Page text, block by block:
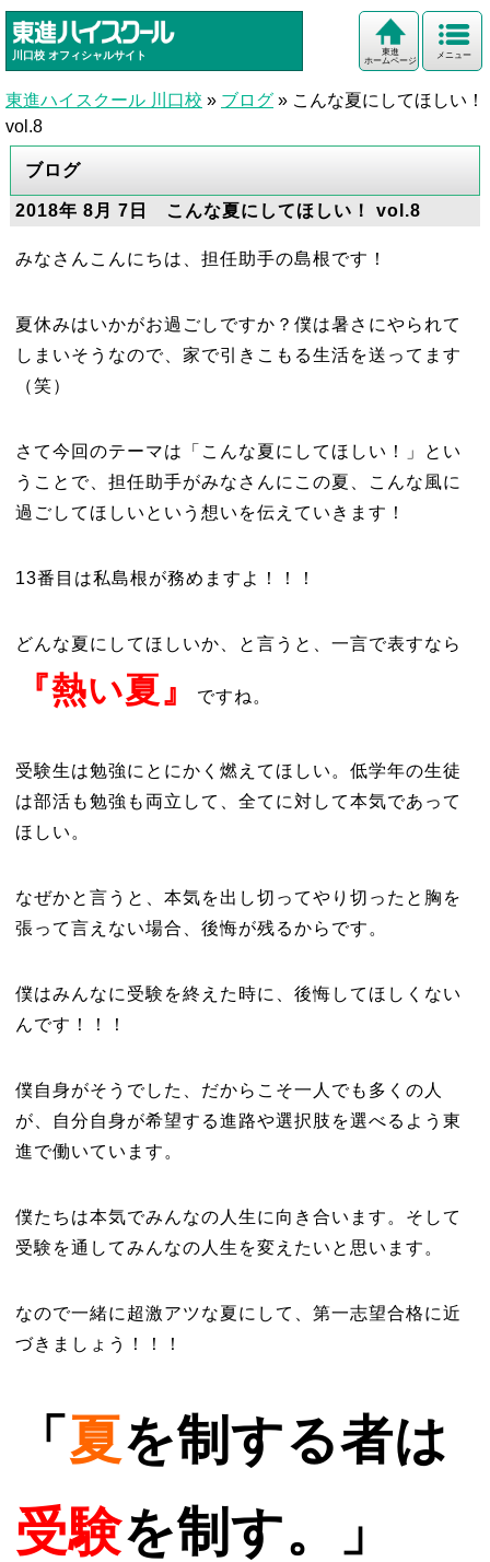
川口校 オフィシャルサイト メニュー
東進
ホームページ
東進ハイスクール 川口校 » ブログ » こんな夏にしてほしい！
vol.8
ブログ
2018年 8月 7日 こんな夏にしてほしい！ vol.8
みなさんこんにちは、担任助手の島根です！
夏休みはいかがお過ごしですか？僕は暑さにやられて
しまいそうなので、家で引きこもる生活を送ってます
（笑）
さて今回のテーマは「こんな夏にしてほしい！」とい
うことで、担任助手がみなさんにこの夏、こんな風に
過ごしてほしいという想いを伝えていきます！
13番目は私島根が務めますよ！！！
どんな夏にしてほしいか、と言うと、一言で表すなら
『熱い夏』 ですね。
受験生は勉強にとにかく燃えてほしい。低学年の生徒
は部活も勉強も両立して、全てに対して本気であって
ほしい。
なぜかと言うと、本気を出し切ってやり切ったと胸を
張って言えない場合、後悔が残るからです。
僕はみんなに受験を終えた時に、後悔してほしくない
んです！！！
僕自身がそうでした、だからこそ一人でも多くの人
が、自分自身が希望する進路や選択肢を選べるよう東
進で働いています。
僕たちは本気でみんなの人生に向き合います。そして
受験を通してみんなの人生を変えたいと思います。
なので一緒に超激アツな夏にして、第一志望合格に近
づきましょう！！！
「 夏を制する者は
受験を制す。」